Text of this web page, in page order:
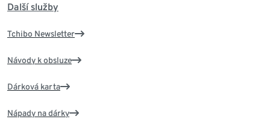
Další služby
Tchibo Newsletter
Návody k obsluze
Dárková karta
Nápady na dárky